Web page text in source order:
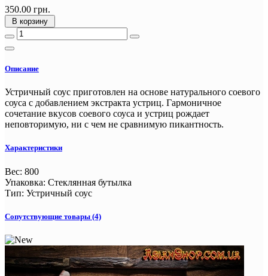
350.00 грн.
В корзину
Описание
Устричный соус приготовлен на основе натурального соевого
соуса с добавлением экстракта устриц. Гармоничное
сочетание вкусов соевого соуса и устриц рождает
неповторимую, ни с чем не сравнимую пикантность.
Характеристики
Вес: 800
Упаковка: Стеклянная бутылка
Тип: Устричный соус
Сопутствующие товары (4)